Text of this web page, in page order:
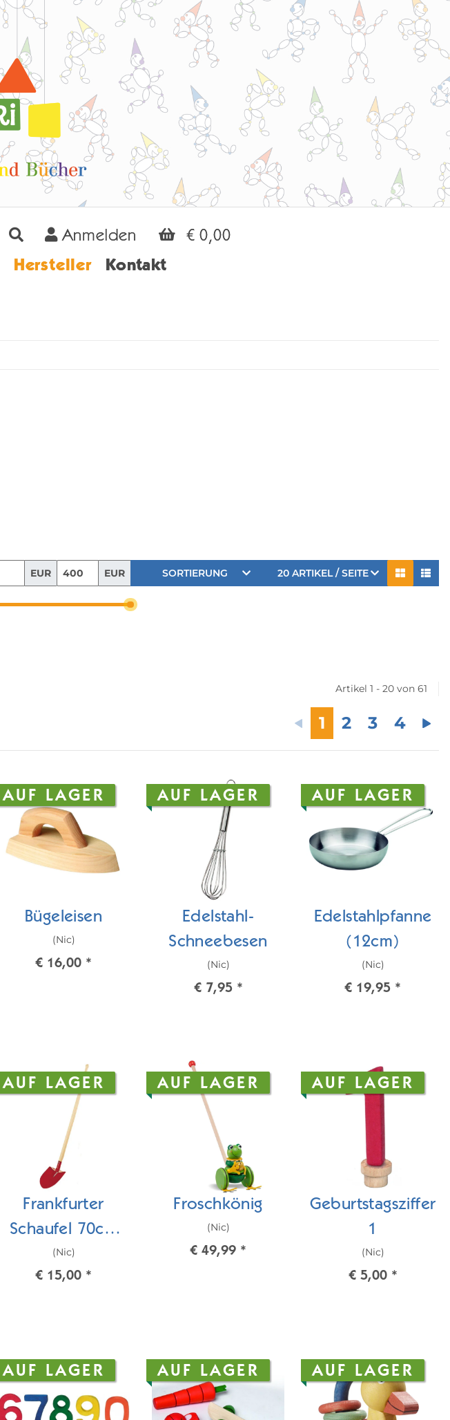
Hersteller Kontakt
Anmelden € 0,00
EUR EUR SORTIERUNG 20 ARTIKEL / SEITE
Artikel 1 - 20 von 61
1 2 3 4
AUF LAGER
Bügeleisen
(Nic)
€ 16,00 *
AUF LAGER
Edelstahl-
Schneebesen
(Nic)
€ 7,95 *
AUF LAGER
Edelstahlpfanne
(12cm)
(Nic)
€ 19,95 *
AUF LAGER
Frankfurter
Schaufel 70cm
rot
(Nic)
€ 15,00 *
AUF LAGER
Froschkönig
(Nic)
€ 49,99 *
AUF LAGER
Geburtstagsziffer
1
(Nic)
€ 5,00 *
AUF LAGER AUF LAGER AUF LAGER